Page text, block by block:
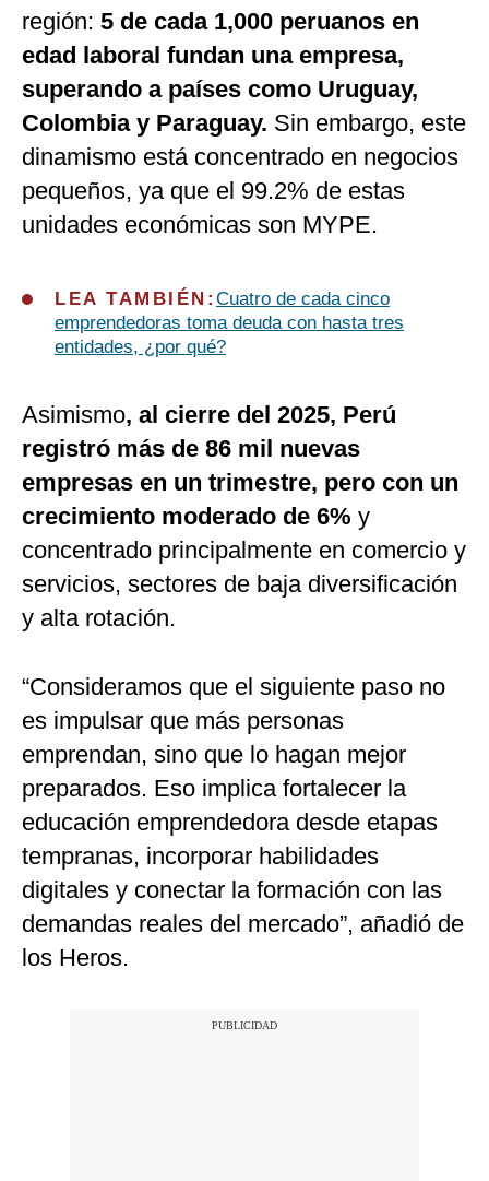
región: 5 de cada 1,000 peruanos en
edad laboral fundan una empresa,
superando a países como Uruguay,
Colombia y Paraguay. Sin embargo, este
dinamismo está concentrado en negocios
pequeños, ya que el 99.2% de estas
unidades económicas son MYPE.
LEA TAMBIÉN: Cuatro de cada cinco
emprendedoras toma deuda con hasta tres
entidades, ¿por qué?
Asimismo, al cierre del 2025, Perú
registró más de 86 mil nuevas
empresas en un trimestre, pero con un
crecimiento moderado de 6% y
concentrado principalmente en comercio y
servicios, sectores de baja diversificación
y alta rotación.
“Consideramos que el siguiente paso no
es impulsar que más personas
emprendan, sino que lo hagan mejor
preparados. Eso implica fortalecer la
educación emprendedora desde etapas
tempranas, incorporar habilidades
digitales y conectar la formación con las
demandas reales del mercado”, añadió de
los Heros.